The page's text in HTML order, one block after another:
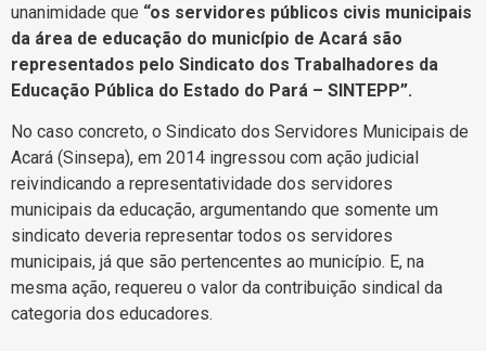
unanimidade que “os servidores públicos civis municipais
da área de educação do município de Acará são
representados pelo Sindicato dos Trabalhadores da
Educação Pública do Estado do Pará – SINTEPP”.
No caso concreto, o Sindicato dos Servidores Municipais de
Acará (Sinsepa), em 2014 ingressou com ação judicial
reivindicando a representatividade dos servidores
municipais da educação, argumentando que somente um
sindicato deveria representar todos os servidores
municipais, já que são pertencentes ao município. E, na
mesma ação, requereu o valor da contribuição sindical da
categoria dos educadores.